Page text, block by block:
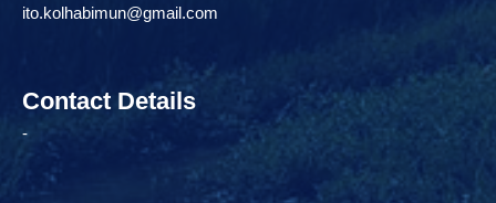
ito.kolhabimun@gmail.com
Contact Details
-